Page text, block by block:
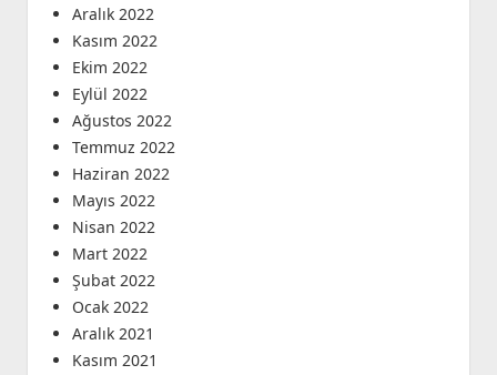
Aralık 2022
Kasım 2022
Ekim 2022
Eylül 2022
Ağustos 2022
Temmuz 2022
Haziran 2022
Mayıs 2022
Nisan 2022
Mart 2022
Şubat 2022
Ocak 2022
Aralık 2021
Kasım 2021